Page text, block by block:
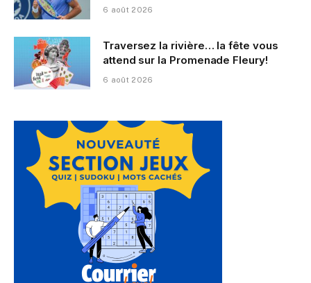
6 août 2026
Traversez la rivière… la fête vous
attend sur la Promenade Fleury!
6 août 2026